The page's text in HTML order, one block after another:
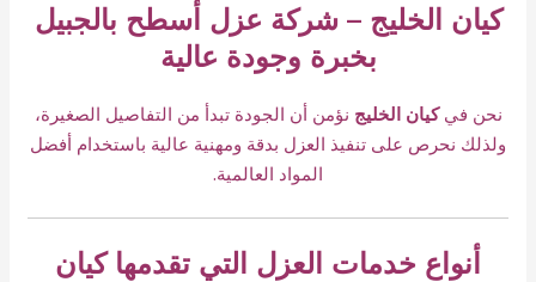
كيان الخليج – شركة عزل أسطح بالجبيل
بخبرة وجودة عالية
نحن فيكيان الخليج نؤمن أن الجودة تبدأ من التفاصيل الصغيرة،
ولذلك نحرص على تنفيذ العزل بدقة ومهنية عالية باستخدام أفضل
المواد العالمية.
أنواع خدمات العزل التي تقدمها كيان